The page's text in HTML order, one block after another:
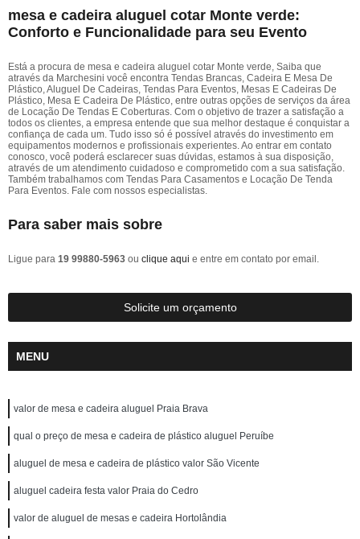
mesa e cadeira aluguel cotar Monte verde:
Conforto e Funcionalidade para seu Evento
Está a procura de mesa e cadeira aluguel cotar Monte verde, Saiba que
através da Marchesini você encontra Tendas Brancas, Cadeira E Mesa De
Plástico, Aluguel De Cadeiras, Tendas Para Eventos, Mesas E Cadeiras De
Plástico, Mesa E Cadeira De Plástico, entre outras opções de serviços da área
de Locação De Tendas E Coberturas. Com o objetivo de trazer a satisfação a
todos os clientes, a empresa entende que sua melhor destaque é conquistar a
confiança de cada um. Tudo isso só é possível através do investimento em
equipamentos modernos e profissionais experientes. Ao entrar em contato
conosco, você poderá esclarecer suas dúvidas, estamos à sua disposição,
através de um atendimento cuidadoso e comprometido com a sua satisfação.
Também trabalhamos com Tendas Para Casamentos e Locação De Tenda
Para Eventos. Fale com nossos especialistas.
Para saber mais sobre
Ligue para 19 99880-5963 ou clique aqui e entre em contato por email.
Solicite um orçamento
MENU
valor de mesa e cadeira aluguel Praia Brava
qual o preço de mesa e cadeira de plástico aluguel Peruíbe
aluguel de mesa e cadeira de plástico valor São Vicente
aluguel cadeira festa valor Praia do Cedro
valor de aluguel de mesas e cadeira Hortolândia